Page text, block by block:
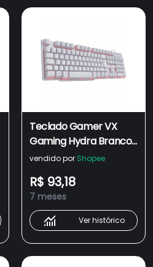
Teclado Gamer VX
Gaming Hydra Branco
ABNT2 Multimidia Com
sensacao MECANICA
USB 1.8M - GTH110BV
vendido por Shopee
R$ 93,18
7 meses
Ver histórico